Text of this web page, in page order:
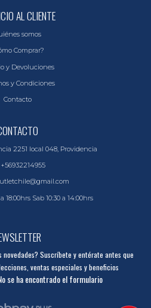
AL CLIENTE
somos
Comprar?
y Devoluciones
y Condiciones
Contacto
2251 local 048, Providencia
+56932214955
18:00hrs Sab 10:30 a 14:00hrs
Suscríbete y entérate antes que
ventas especiales y beneficios
se ha encontrado el formulario